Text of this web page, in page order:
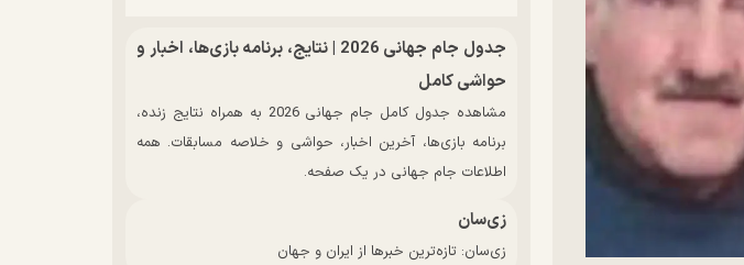
جدول جام جهانی 2026 | نتایج، برنامه بازی‌ها، اخبار و
حواشی کامل
مشاهده جدول کامل جام جهانی 2026 به همراه نتایج زنده،
برنامه بازی‌ها، آخرین اخبار، حواشی و خلاصه مسابقات. همه
اطلاعات جام جهانی در یک صفحه.
زی‌سان
زی‌سان: تازه‌ترین خبرها از ایران و جهان